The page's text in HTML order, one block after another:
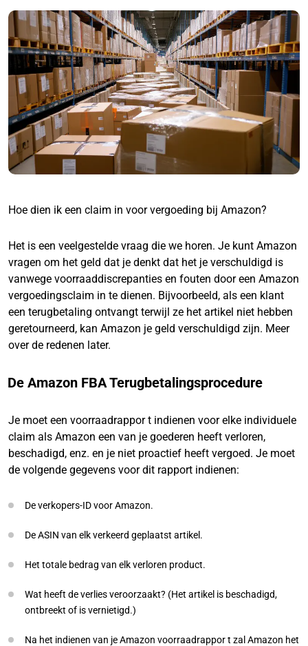
Hoe dien ik een claim in voor vergoeding bij Amazon?
Het is een veelgestelde vraag die we horen. Je kunt Amazon
vragen om het geld dat je denkt dat het je verschuldigd is
vanwege voorraaddiscrepanties en fouten door een Amazon
vergoedingsclaim in te dienen. Bijvoorbeeld, als een klant
een terugbetaling ontvangt terwijl ze het artikel niet hebben
geretourneerd, kan Amazon je geld verschuldigd zijn. Meer
over de redenen later.
De Amazon FBA Terugbetalingsprocedure
Je moet een voorraadrappor t indienen voor elke individuele
claim als Amazon een van je goederen heeft verloren,
beschadigd, enz. en je niet proactief heeft vergoed. Je moet
de volgende gegevens voor dit rapport indienen:
De verkopers-ID voor Amazon.
De ASIN van elk verkeerd geplaatst artikel.
Het totale bedrag van elk verloren product.
Wat heeft de verlies veroorzaakt? (Het artikel is beschadigd,
ontbreekt of is vernietigd.)
Na het indienen van je Amazon voorraadrappor t zal Amazon het